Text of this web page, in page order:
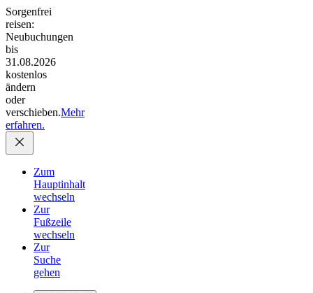
Sorgenfrei
reisen:
Neubuchungen
bis
31.08.2026
kostenlos
ändern
oder
verschieben.Mehr
erfahren.
Zum
Hauptinhalt
wechseln
Zur
Fußzeile
wechseln
Zur
Suche
gehen